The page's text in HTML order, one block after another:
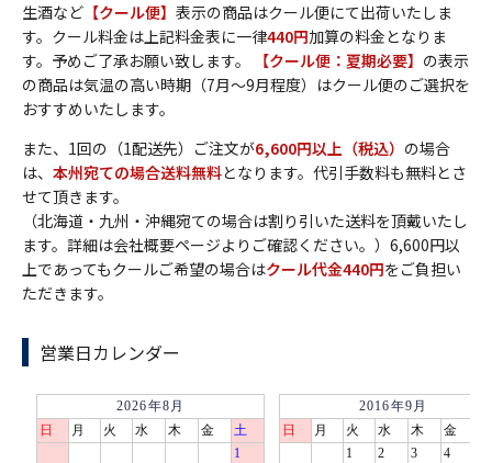
生酒など 【クール便】 表示の商品はクール便にて出荷いたしま
す。クール料金は上記料金表に一律440円加算の料金となりま
す。予めご了承お願い致します。
【クール便：夏期必要】 の表示
の商品は気温の高い時期（7月～9月程度）はクール便のご選択を
おすすめいたします。
また、1回の（1配送先）ご注文が6,600円以上（税込） の場合
は、 本州宛ての場合送料無料となります。代引手数料も無料とさ
せて頂きます。
（北海道・九州・沖縄宛ての場合は割り引いた送料を頂戴いたし
ます。詳細は会社概要ページよりご確認ください。）6,600円以
上であってもクールご希望の場合はクール代金440円をご負担い
ただきます。
営業日カレンダー